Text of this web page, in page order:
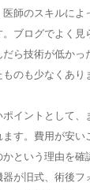
師のスキルによ
ブログでよく見
ら技術が低かっ
のも少なくあり
イントとして、
す。費用が安い
という理由を確
が旧式、術後フ